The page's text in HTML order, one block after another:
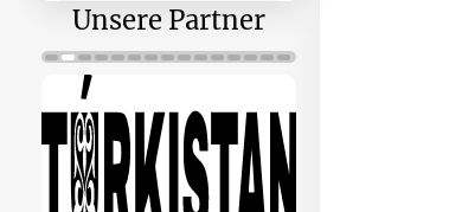
Unsere Partner